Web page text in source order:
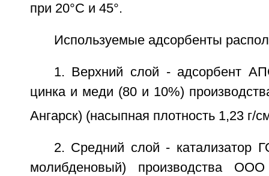
при 20°C и 45°.
Используемые адсорбенты
1. Верхний слой - адсорбент
цинка и меди (80 и 10%)
Ангарск) (насыпная плотность 1,23 г/
2. Средний слой - катализатор
молибденовый) производства